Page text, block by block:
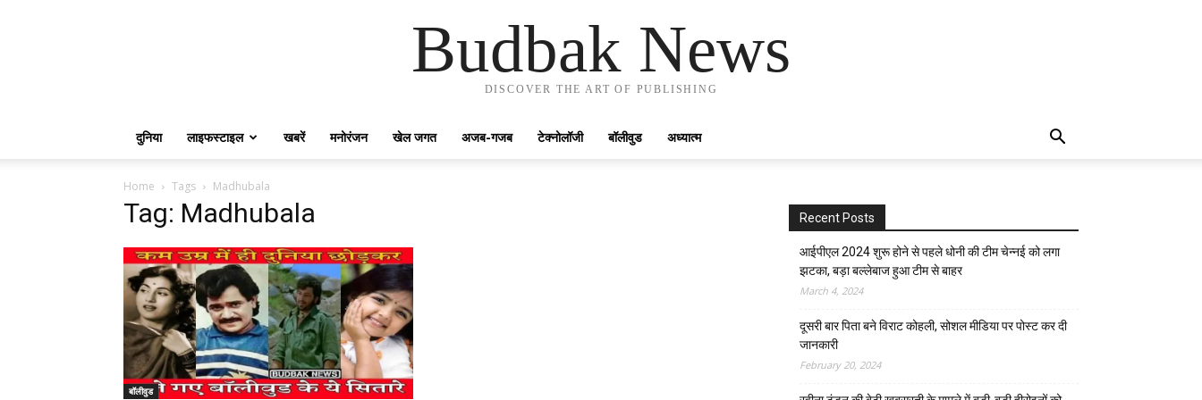
Budbak News
DISCOVER THE ART OF PUBLISHING
दुनिया लाइफस्टाइल खबरें मनोरंजन खेल जगत अजब-गजब टेक्नोलॉजी बॉलीवुड अध्यात्म
Home Tags Madhubala
Tag: Madhubala
बॉलीवुड
Recent Posts
आईपीएल 2024 शुरू होने से पहले धोनी की टीम चेन्नई को लगा
झटका, बड़ा बल्लेबाज हुआ टीम से बाहर
March 4, 2024
दूसरी बार‌ पिता बने विराट कोहली, सोशल मीडिया पर पोस्ट कर दी‌
जानकारी
February 20, 2024